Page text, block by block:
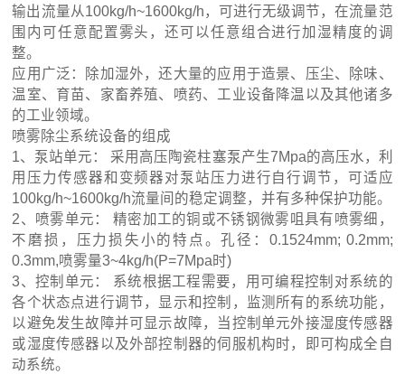
输出流量从100kg/h~1600kg/h，可进行无级调节，在流量范
围内可任意配置雾头，还可以任意组合进行加湿精度的调
整。
应用广泛：除加湿外，还大量的应用于造景、压尘、除味、
温室、育苗、家畜养殖、喷药、工业设备降温以及其他诸多
的工业领域。
喷雾除尘系统设备的组成
1、泵站单元： 采用高压陶瓷柱塞泵产生7Mpa的高压水，利
用压力传感器和变频器对泵站压力进行自行调节，可适应
100kg/h~1600kg/h流量间的稳定调整，并有多种保护功能。
2、喷雾单元： 精密加工的铜或不锈钢微雾咀具有喷雾细，
不磨损，压力损失小的特点。孔径：0.1524mm; 0.2mm;
0.3mm,喷雾量3~4kg/h(P=7Mpa时)
3、控制单元： 系统根据工程需要，用可编程控制对系统的
各个状态点进行调节，显示和控制，监测所有的系统功能，
以避免发生故障并可显示故障，当控制单元外接湿度传感器
或湿度传感器以及外部控制器的伺服机构时，即可构成全自
动系统。